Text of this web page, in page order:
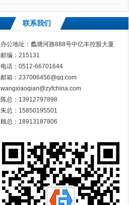
联系我们
办公地址：蠡塘河路888号中亿丰控股大厦
邮编：215131
电话：0512-66701644
邮箱：237006456@qq.com
wangxiaoqian@zyfchina.com
陈总：13912797898
朱总：15850195501
顾总：18913187806